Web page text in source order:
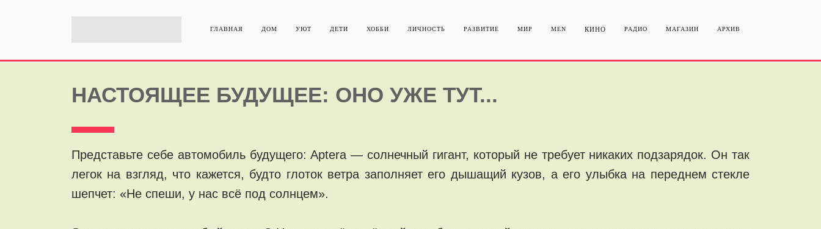
ГЛАВНАЯ ДОМ УЮТ ДЕТИ ХОББИ ЛИЧНОСТЬ РАЗВИТИЕ МИР MEN КИНО РАДИО МАГАЗИН АРХИВ
НАСТОЯЩЕЕ БУДУЩЕЕ: ОНО УЖЕ ТУТ...
Представьте себе автомобиль будущего: Aptera — солнечный гигант, который не требует никаких подзарядок. Он так
легок на взгляд, что кажется, будто глоток ветра заполняет его дышащий кузов, а его улыбка на переднем стекле
шепчет: «Не спеши, у нас всё под солнцем».